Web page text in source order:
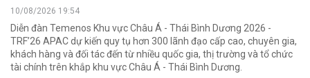
10/08/2026 19:54
Diễn đàn Temenos Khu vực Châu Á - Thái Bình Dương 2026 -
TRF’26 APAC dự kiến quy tụ hơn 300 lãnh đạo cấp cao, chuyên gia,
khách hàng và đối tác đến từ nhiều quốc gia, thị trường và tổ chức
tài chính trên khắp khu vực Châu Á - Thái Bình Dương.